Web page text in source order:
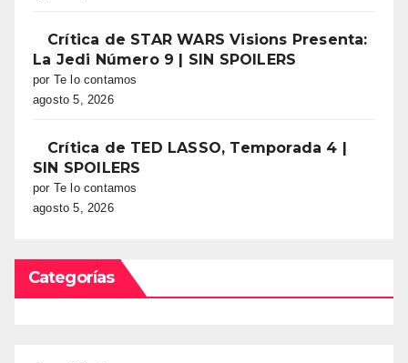
Crítica de STAR WARS Visions Presenta:
La Jedi Número 9 | SIN SPOILERS
por Te lo contamos
agosto 5, 2026
Crítica de TED LASSO, Temporada 4 |
SIN SPOILERS
por Te lo contamos
agosto 5, 2026
Categorías